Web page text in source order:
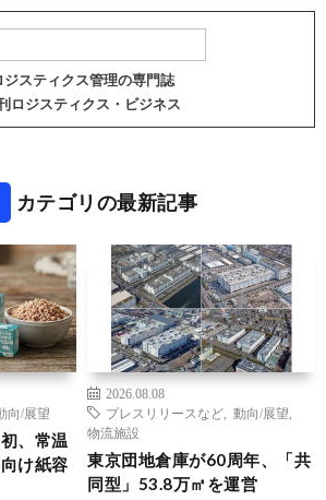
ジスティクス管理の専門誌
ロジスティクス・ビジネス
カテゴリの最新記事
向/展望
、常温
け紙容
2026.08.08
プレスリリースなど
動向/展望
物流施設
東京団地倉庫が60周年、「共
同型」53.8万㎡を運営